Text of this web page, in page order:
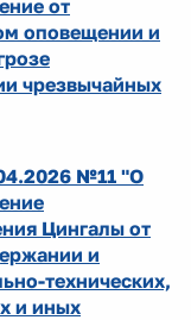
от
оповещении и
чрезвычайных
№11 "О
Цингалы от
и
технических,
и иных